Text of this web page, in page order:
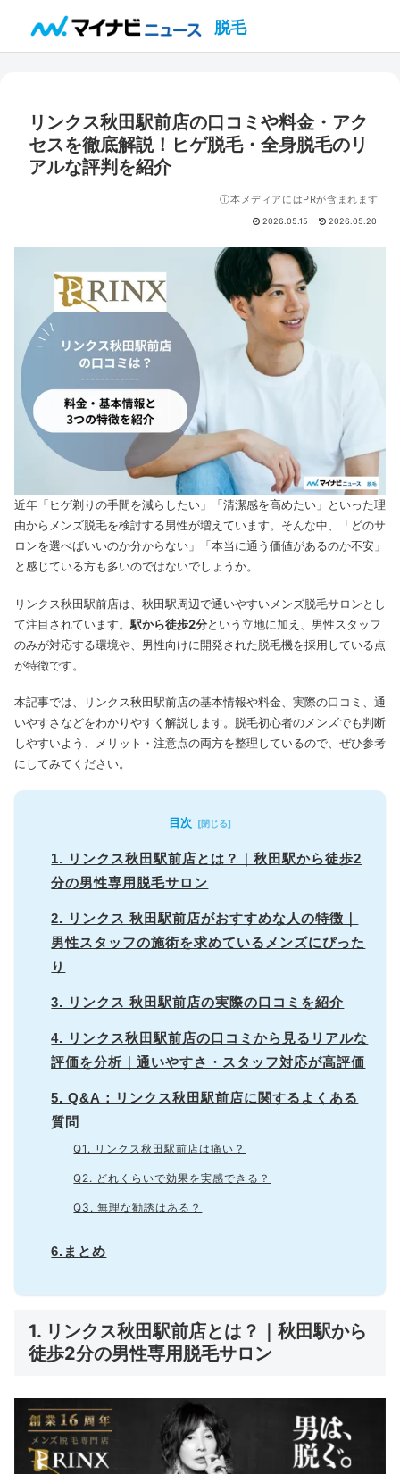
脱毛
リンクス秋田駅前店の口コミや料金・アク
セスを徹底解説！ヒゲ脱毛・全身脱毛のリ
アルな評判を紹介
ⓘ本メディアにはPRが含まれます
2026.05.15 2026.05.20
近年「ヒゲ剃りの手間を減らしたい」「清潔感を高めたい」といった理
由からメンズ脱毛を検討する男性が増えています。 そんな中、「どのサ
ロンを選べばいいのか分からない」「本当に通う価値があるのか不安」
と感じている方も多いのではないでしょうか。
リンクス秋田駅前店は、秋田駅周辺で通いやすいメンズ脱毛サロンとし
て注目されています。 駅から徒歩2分という立地に加え、男性スタッフ
のみが対応する環境や、男性向けに開発された脱毛機を採用している点
が特徴です。
本記事では、リンクス秋田駅前店の基本情報や料金、実際の口コミ、通
いやすさなどをわかりやすく解説します。 脱毛初心者のメンズでも判断
しやすいよう、メリット・注意点の両方を整理しているので、ぜひ参考
にしてみてください。
目次
1. リンクス秋田駅前店とは？｜秋田駅から徒歩2
分の男性専用脱毛サロン
2. リンクス 秋田駅前店がおすすめな人の特徴｜
男性スタッフの施術を求めているメンズにぴった
り
3. リンクス 秋田駅前店の実際の口コミを紹介
4. リンクス秋田駅前店の口コミから見るリアルな
評価を分析｜通いやすさ・スタッフ対応が高評価
5. Q&A：リンクス秋田駅前店に関するよくある
質問
Q1. リンクス秋田駅前店は痛い？
Q2. どれくらいで効果を実感できる？
Q3. 無理な勧誘はある？
6.まとめ
1. リンクス秋田駅前店とは？｜秋田駅から
徒歩2分の男性専用脱毛サロン